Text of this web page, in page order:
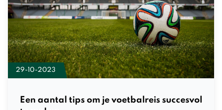
29-10-2023
Een aantal tips om je voetbalreis succesvol